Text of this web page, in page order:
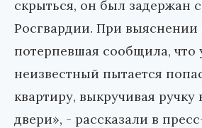
скрыться, он был задержан
Росгвардии. При выяснении
потерпевшая сообщила, что
неизвестный пытается
квартиру, выкручивая ручку
двери», - рассказали в